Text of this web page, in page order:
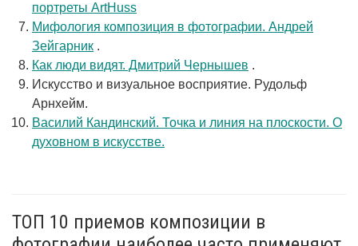
портреты ArtHuss
Мифология композиция в фотографии. Андрей
Зейгарник .
Как люди видят. Дмитрий Чернышев .
Искусство и визуальное восприятие. Рудольф
Арнхейм.
Василий Кандинский. Точка и линия на плоскости. О
духовном в искусстве.
ТОП 10 приемов композиции в